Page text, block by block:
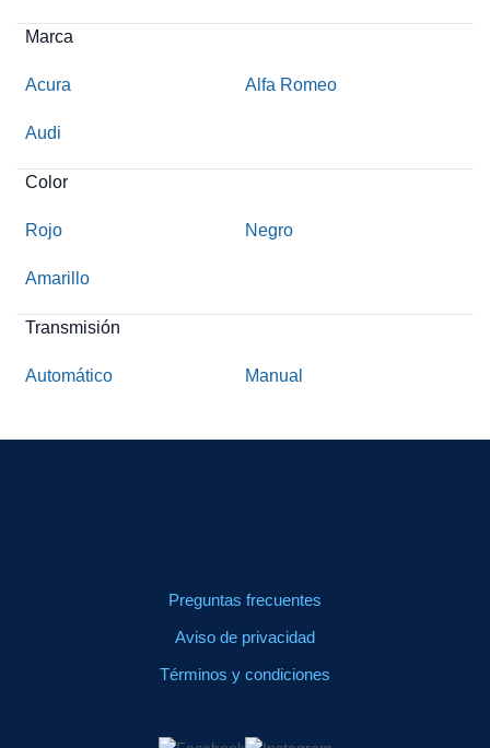
Marca
Acura Alfa Romeo
Audi
Color
Rojo Negro
Amarillo
Transmisión
Automático Manual
Preguntas frecuentes
Aviso de privacidad
Términos y condiciones